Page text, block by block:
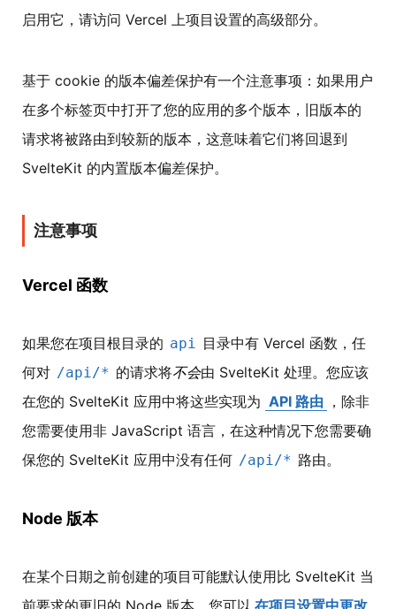
启用它，请访问 Vercel 上项目设置的高级部分。
基于 cookie 的版本偏差保护有一个注意事项：如果用户
在多个标签页中打开了您的应用的多个版本，旧版本的
请求将被路由到较新的版本，这意味着它们将回退到
SvelteKit 的内置版本偏差保护。
注意事项
Vercel 函数
如果您在项目根目录的 api 目录中有 Vercel 函数，任
何对 /api/* 的请求将不会由 SvelteKit 处理。您应该
在您的 SvelteKit 应用中将这些实现为 API 路由 ，除非
您需要使用非 JavaScript 语言，在这种情况下您需要确
保您的 SvelteKit 应用中没有任何 /api/* 路由。
Node 版本
在某个日期之前创建的项目可能默认使用比 SvelteKit 当
前要求的更旧的 Node 版本。您可以 在项目设置中更改